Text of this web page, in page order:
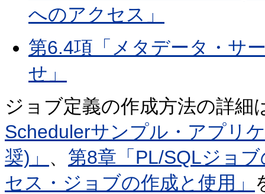
へのアクセス」
第6.4項「メタデータ・サ
せ」
ジョブ定義の作成方法の詳細
Schedulerサンプル・アプリ
奨)」 、 第8章「PL/SQLジョ
セス・ジョブの作成と使用」